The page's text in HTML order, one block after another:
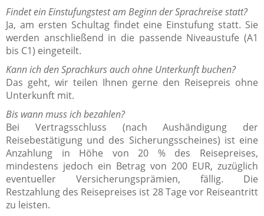
Findet ein Einstufungstest am Beginn der Sprachreise statt?
Ja, am ersten Schultag findet eine Einstufung statt. Sie
werden anschließend in die passende Niveaustufe (A1
bis C1) eingeteilt.
Kann ich den Sprachkurs auch ohne Unterkunft buchen?
Das geht, wir teilen Ihnen gerne den Reisepreis ohne
Unterkunft mit.
Bis wann muss ich bezahlen?
Bei Vertragsschluss (nach Aushändigung der
Reisebestätigung und des Sicherungsscheines) ist eine
Anzahlung in Höhe von 20 % des Reisepreises,
mindestens jedoch ein Betrag von 200 EUR, zuzüglich
eventueller Versicherungsprämien, fällig. Die
Restzahlung des Reisepreises ist 28 Tage vor Reiseantritt
zu leisten.